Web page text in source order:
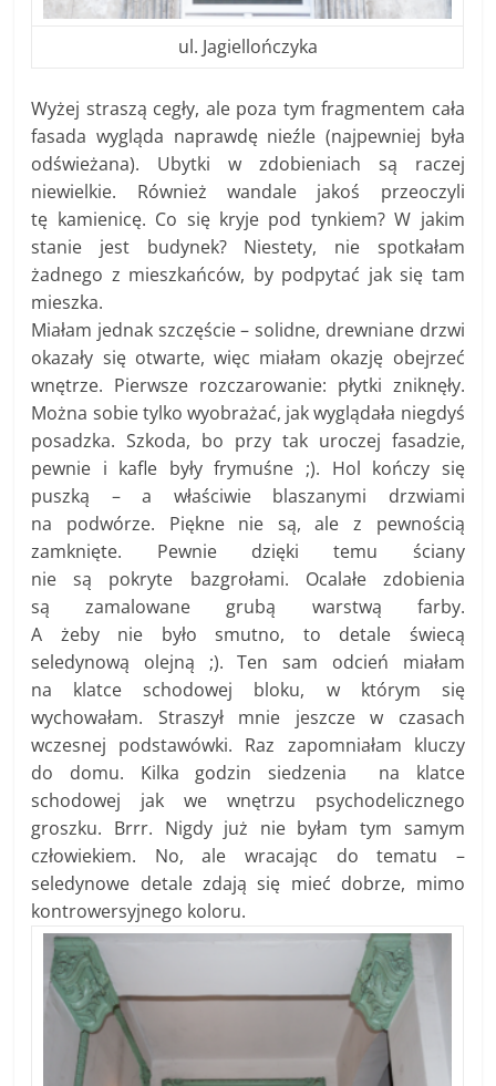
ul. Jagiellończyka
Wyżej straszą cegły, ale poza tym fragmentem cała
fasada wygląda naprawdę nieźle (najpewniej była
odświeżana). Ubytki w zdobieniach są raczej
niewielkie. Również wandale jakoś przeoczyli
tę kamienicę. Co się kryje pod tynkiem? W jakim
stanie jest budynek? Niestety, nie spotkałam
żadnego z mieszkańców, by podpytać jak się tam
mieszka.
Miałam jednak szczęście – solidne, drewniane drzwi
okazały się otwarte, więc miałam okazję obejrzeć
wnętrze. Pierwsze rozczarowanie: płytki zniknęły.
Można sobie tylko wyobrażać, jak wyglądała niegdyś
posadzka. Szkoda, bo przy tak uroczej fasadzie,
pewnie i kafle były frymuśne ;). Hol kończy się
puszką – a właściwie blaszanymi drzwiami
na podwórze. Piękne nie są, ale z pewnością
zamknięte. Pewnie dzięki temu ściany
nie są pokryte bazgrołami. Ocalałe zdobienia
są zamalowane grubą warstwą farby.
A żeby nie było smutno, to detale świecą
seledynową olejną ;). Ten sam odcień miałam
na klatce schodowej bloku, w którym się
wychowałam. Straszył mnie jeszcze w czasach
wczesnej podstawówki. Raz zapomniałam kluczy
do domu. Kilka godzin siedzenia na klatce
schodowej jak we wnętrzu psychodelicznego
groszku. Brrr. Nigdy już nie byłam tym samym
człowiekiem. No, ale wracając do tematu –
seledynowe detale zdają się mieć dobrze, mimo
kontrowersyjnego koloru.